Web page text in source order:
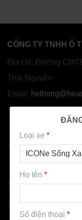
CÔNG TY TNHH Ô
Địa chỉ: Đường
Thái Nguyên
Email:
GIỚI THIỆU
TIN TỨC
DỊCH VỤ
LIÊN HỆ
Loại xe *
Họ tên *
Số điện thoại *